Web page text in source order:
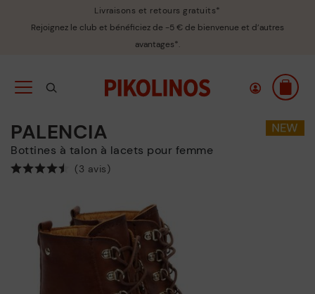
Livraisons et retours gratuits*
Rejoignez le club et bénéficiez de -5 € de bienvenue et d’autres
avantages*.
PALENCIA
Bottines à talon à lacets pour femme
(3 avis)